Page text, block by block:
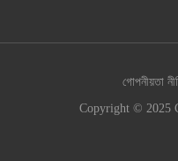
গোপনীয়তা
Copyright © 2025